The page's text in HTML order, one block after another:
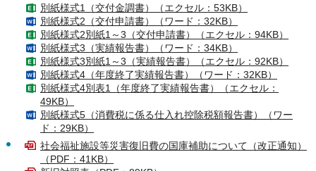
別紙様式1（交付金調書）（エクセル：53KB）
別紙様式2（交付申請書）（ワード：32KB）
別紙様式2別紙1～3（交付申請書）（エクセル：94KB）
別紙様式3（実績報告書）（ワード：34KB）
別紙様式3別紙1～3（実績報告書）（エクセル：92KB）
別紙様式4（年度終了実績報告書）（ワード：32KB）
別紙様式4別表1（年度終了実績報告書）（エクセル：
49KB）
別紙様式5（消費税に係る仕入れ控除税額報告書）（ワー
ド：29KB）
社会福祉施設等災害復旧費の国庫補助について（改正通知）
（PDF：41KB）